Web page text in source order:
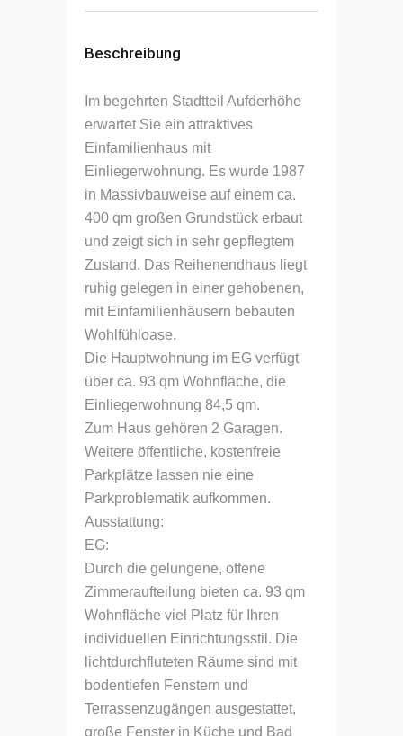
Beschreibung
Im begehrten Stadtteil Aufderhöhe
erwartet Sie ein attraktives
Einfamilienhaus mit
Einliegerwohnung. Es wurde 1987
in Massivbauweise auf einem ca.
400 qm großen Grundstück erbaut
und zeigt sich in sehr gepflegtem
Zustand. Das Reihenendhaus liegt
ruhig gelegen in einer gehobenen,
mit Einfamilienhäusern bebauten
Wohlfühloase.
Die Hauptwohnung im EG verfügt
über ca. 93 qm Wohnfläche, die
Einliegerwohnung 84,5 qm.
Zum Haus gehören 2 Garagen.
Weitere öffentliche, kostenfreie
Parkplätze lassen nie eine
Parkproblematik aufkommen.
Ausstattung:
EG:
Durch die gelungene, offene
Zimmeraufteilung bieten ca. 93 qm
Wohnfläche viel Platz für Ihren
individuellen Einrichtungsstil. Die
lichtdurchfluteten Räume sind mit
bodentiefen Fenstern und
Terrassenzugängen ausgestattet,
große Fenster in Küche und Bad